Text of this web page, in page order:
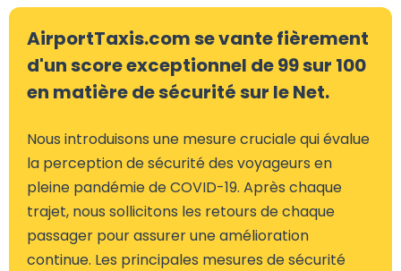
AirportTaxis.com se vante fièrement
d'un score exceptionnel de 99 sur 100
en matière de sécurité sur le Net.
Nous introduisons une mesure cruciale qui évalue
la perception de sécurité des voyageurs en
pleine pandémie de COVID-19. Après chaque
trajet, nous sollicitons les retours de chaque
passager pour assurer une amélioration
continue. Les principales mesures de sécurité